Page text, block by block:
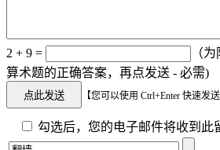
2 + 9 =
（
算术题的正确答案，再点发送 - 必需)
【您可以使用 Ctrl+Enter 快速发送
勾选后，您的电子邮件将收到此